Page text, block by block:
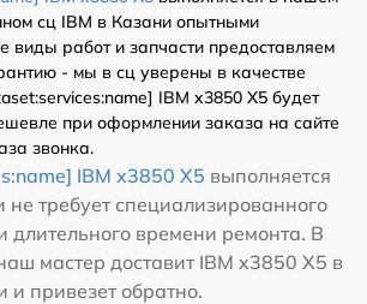
сц IBM в Казани опытными
виды работ и запчасти предоставляем
- мы в сц уверены в качестве
IBM x3850 X5 будет
при оформлении заказа на сайте
звонка.
IBM x3850 X5 выполняется
не требует специализированного
длительного времени ремонта. В
мастер доставит IBM x3850 X5 в
и привезет обратно.